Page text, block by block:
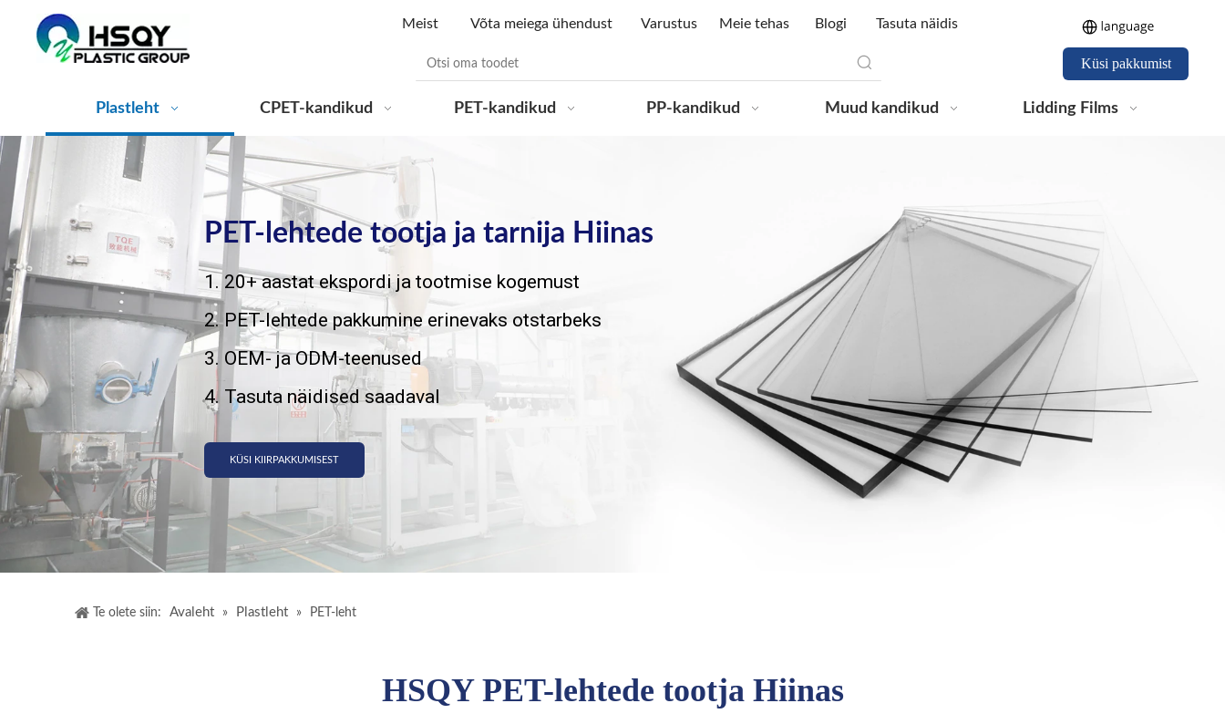
Meist Võta meiega ühendust Varustus Meie tehas Blogi Tasuta näidis
Küsi pakkumist
Plastleht CPET-kandikud PET-kandikud PP-kandikud Muud kandikud Lidding Films
PET-lehtede tootja ja tarnija Hiinas
1. 20+ aastat ekspordi ja tootmise kogemust
2. PET-lehtede pakkumine erinevaks otstarbeks
3. OEM- ja ODM-teenused
4. Tasuta näidised saadaval
KÜSI KIIRPAKKUMISEST
Te olete siin: Avaleht » Plastleht » PET-leht
HSQY PET-lehtede tootja Hiinas